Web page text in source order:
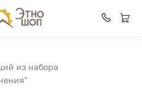
из набора